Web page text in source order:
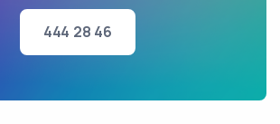
444 28 46